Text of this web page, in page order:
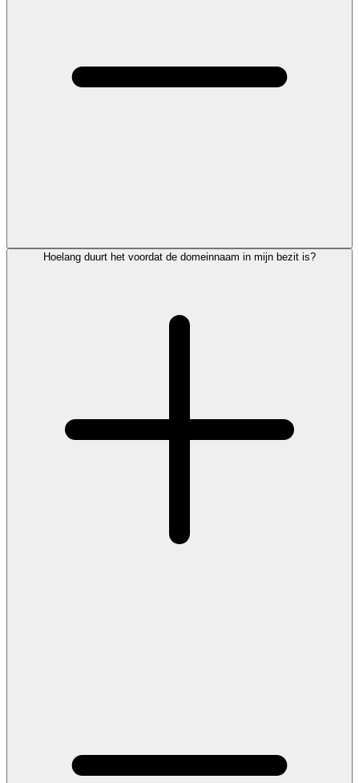
Hoelang duurt het voordat de domeinnaam in mijn bezit is?